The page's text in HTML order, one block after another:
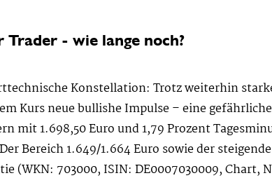
- wie lange noch?
Konstellation: Trotz weiterhin
Kurs neue bullishe Impulse – eine
1.698,50 Euro und 1,79 Prozent
Bereich 1.649/1.664 Euro sowie der
(WKN: 703000, ISIN: DE0007030009, Chart,